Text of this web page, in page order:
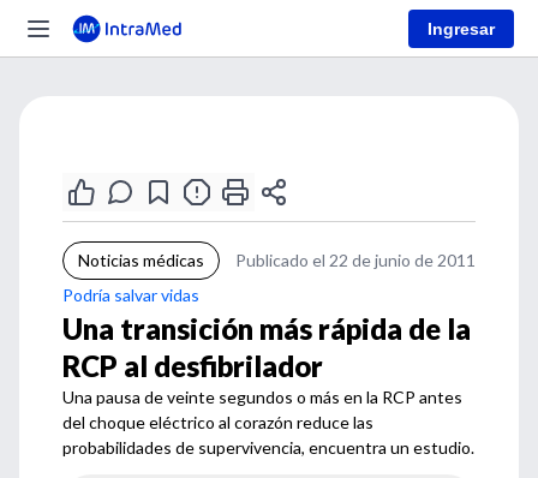
Ingresar
Noticias médicas
Publicado el 22 de junio de 2011
Podría salvar vidas
Una transición más rápida de la
RCP al desfibrilador
Una pausa de veinte segundos o más en la RCP antes
del choque eléctrico al corazón reduce las
probabilidades de supervivencia, encuentra un estudio.